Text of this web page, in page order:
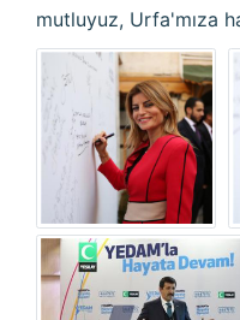
mutluyuz, Urfa'mıza